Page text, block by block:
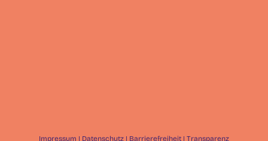
Impressum | Datenschutz | Barrierefreiheit | Transparenz